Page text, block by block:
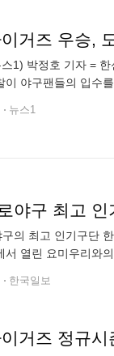
거즈 우승,
1) 박정호 기자 =
이 야구팬들의 입수
뉴스1
야구 최고
구의 최고 인기구단
서 열린 요미우리와
한국일보
거즈 정규